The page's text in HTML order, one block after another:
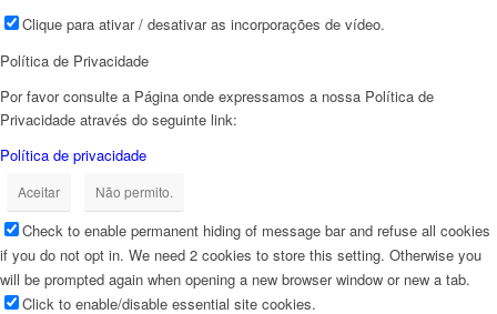
Clique para ativar / desativar as incorporações de vídeo.
Política de Privacidade
Por favor consulte a Página onde expressamos a nossa Política de
Privacidade através do seguinte link:
Política de privacidade
Aceitar Não permito.
Check to enable permanent hiding of message bar and refuse all cookies
if you do not opt in. We need 2 cookies to store this setting. Otherwise you
will be prompted again when opening a new browser window or new a tab.
Click to enable/disable essential site cookies.